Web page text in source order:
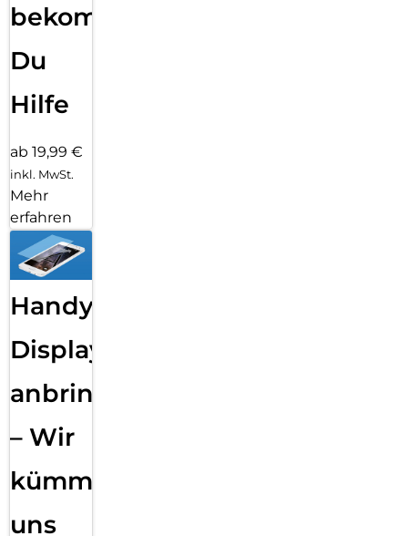
bekommst
Du
Hilfe
ab 19,99 €
inkl. MwSt.
Mehr
erfahren
Handy
Displayfolie
anbringen
– Wir
kümmern
uns